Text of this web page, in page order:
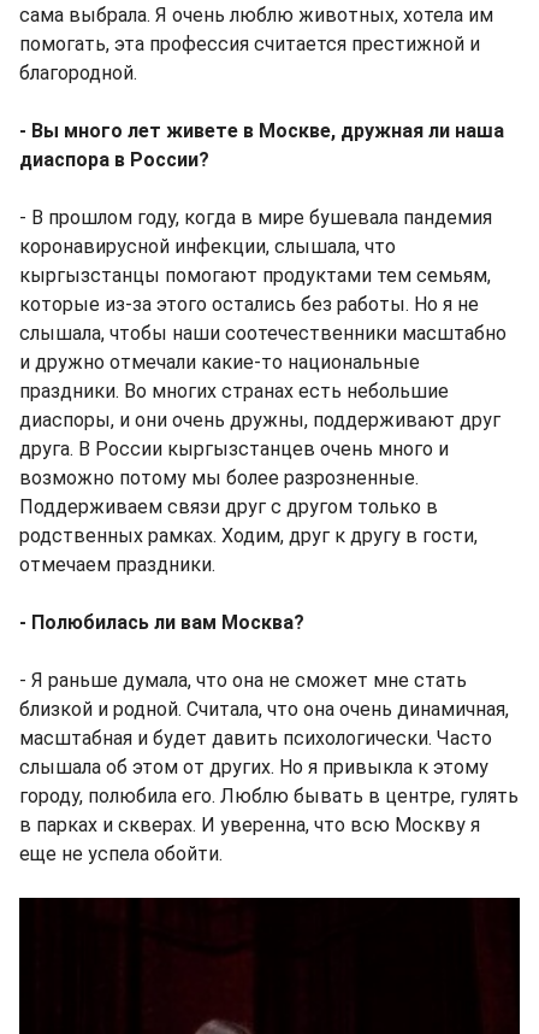
сама выбрала. Я очень люблю животных, хотела им
помогать, эта профессия считается престижной и
благородной.
- Вы много лет живете в Москве, дружная ли наша
диаспора в России?
- В прошлом году, когда в мире бушевала пандемия
коронавирусной инфекции, слышала, что
кыргызстанцы помогают продуктами тем семьям,
которые из-за этого остались без работы. Но я не
слышала, чтобы наши соотечественники масштабно
и дружно отмечали какие-то национальные
праздники. Во многих странах есть небольшие
диаспоры, и они очень дружны, поддерживают друг
друга. В России кыргызстанцев очень много и
возможно потому мы более разрозненные.
Поддерживаем связи друг с другом только в
родственных рамках. Ходим, друг к другу в гости,
отмечаем праздники.
- Полюбилась ли вам Москва?
- Я раньше думала, что она не сможет мне стать
близкой и родной. Считала, что она очень динамичная,
масштабная и будет давить психологически. Часто
слышала об этом от других. Но я привыкла к этому
городу, полюбила его. Люблю бывать в центре, гулять
в парках и скверах. И уверенна, что всю Москву я
еще не успела обойти.